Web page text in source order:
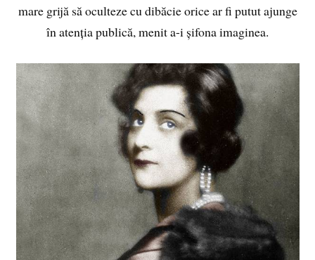
mare grijă să oculteze cu dibăcie orice ar fi putut ajunge
în atenția publică, menit a-i șifona imaginea.